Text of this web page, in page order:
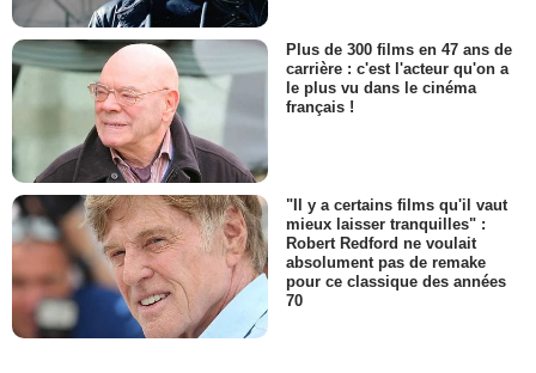
Plus de 300 films en 47 ans de
carrière : c'est l'acteur qu'on a
le plus vu dans le cinéma
français !
"Il y a certains films qu'il vaut
mieux laisser tranquilles" :
Robert Redford ne voulait
absolument pas de remake
pour ce classique des années
70